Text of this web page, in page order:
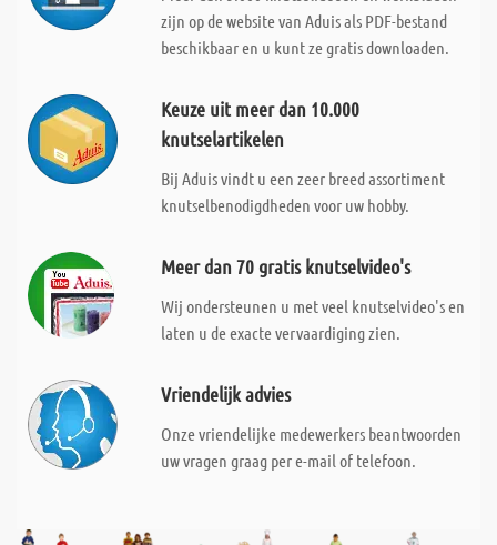
zijn op de website van Aduis als PDF-bestand
beschikbaar en u kunt ze gratis downloaden.
Keuze uit meer dan 10.000
knutselartikelen
Bij Aduis vindt u een zeer breed assortiment
knutselbenodigdheden voor uw hobby.
Meer dan 70 gratis knutselvideo's
Wij ondersteunen u met veel knutselvideo's en
laten u de exacte vervaardiging zien.
Vriendelijk advies
Onze vriendelijke medewerkers beantwoorden
uw vragen graag per e-mail of telefoon.